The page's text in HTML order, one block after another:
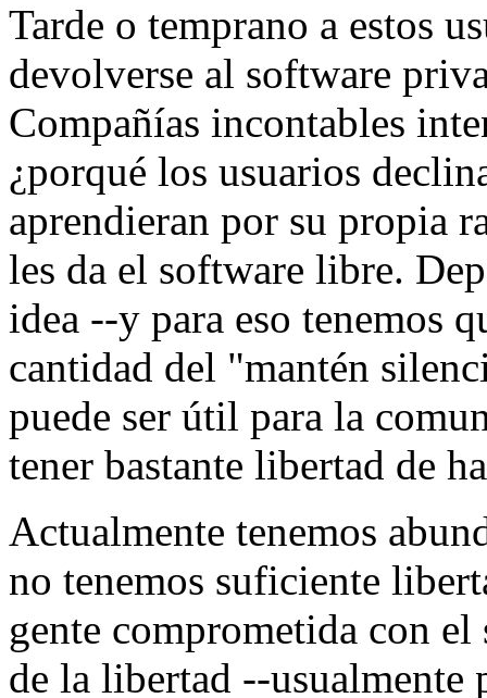
Tarde o temprano a estos
devolverse al software
Compañías incontables
¿porqué los usuarios
aprendieran por su propia
les da el software libre.
idea --y para eso tenemos
cantidad del "mantén
puede ser útil para la
tener bastante libertad de
Actualmente tenemos
no tenemos suficiente
gente comprometida con
de la libertad --usualmente